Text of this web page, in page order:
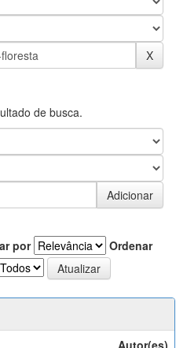
de busca.
por
Ordenar
Autor(es)